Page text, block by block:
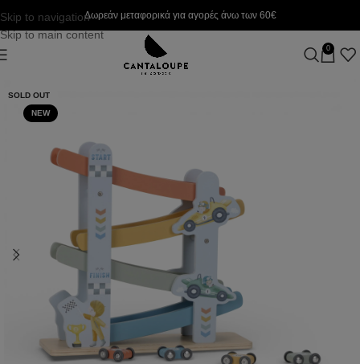
Skip to navigation
Skip to main content
Δωρεάν μεταφορικά για αγορές άνω των 60€
0
SOLD OUT
NEW